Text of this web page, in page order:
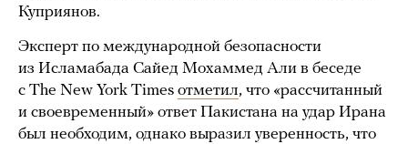
Куприянов.
Эксперт по международной безопасности
из Исламабада Сайед Мохаммед Али в беседе
с The New York Times отметил, что «рассчитанный
и своевременный» ответ Пакистана на удар Ирана
был необходим, однако выразил уверенность, что